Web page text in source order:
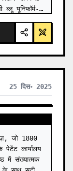
यूनिफॉर्म-…
25 दिस॰ 2025
जो 1800
कार्यालय
में संख्यात्मक